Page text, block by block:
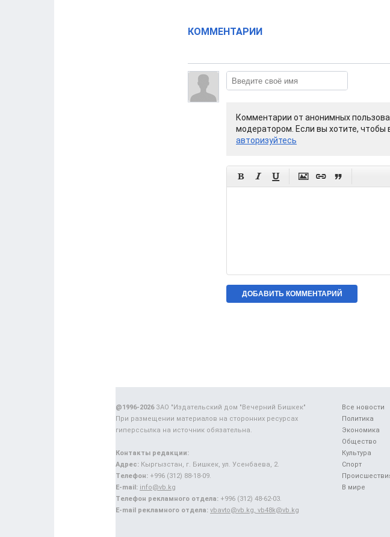
КОММЕНТАРИИ
Комментарии от анонимных
модератором. Если вы хотите, чтобы
авторизуйтесь
     
Все новости
Политика
Экономика
Общество
Культура
Спорт
В мире
@1996-2026ЗАО "Издательский дом "Вечерний Бишкек"
При размещении материалов на сторонних ресурсах
гиперссылка на источник обязательна.
Контакты редакции:
Адрес: Кыргызстан, г. Бишкек, ул. Усенбаева, 2.
Телефон: +996 (312) 88-18-09.
E-mail: info@vb.kg
Телефон рекламного отдела: +996 (312) 48-62-03.
E-mail рекламного отдела: vbavto@vb.kg, vb48k@vb.kg